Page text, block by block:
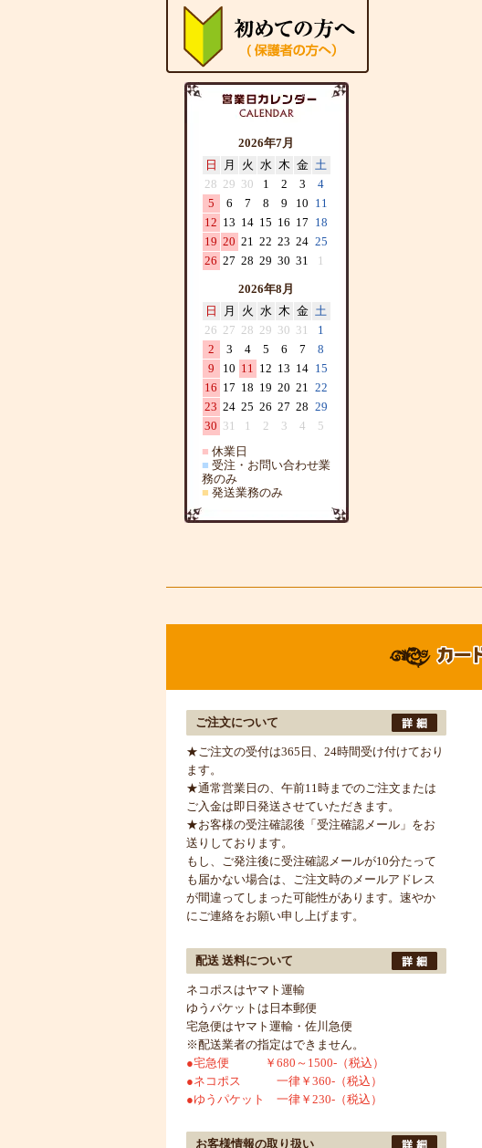
2026年7月
日
月 火 水 木 金 土
28 29 30 1 2 3
4
5
6 7 8 9 10 11
12 13 14 15 16 17 18
19 20 21 22 23 24 25
26 27 28 29 30 31 1
2026年8月
日
月 火 水 木 金 土
26 27 28 29 30 31
1
2
3 4 5 6 7
8
9
10 11 12 13 14 15
16 17 18 19 20 21 22
23 24 25 26 27 28 29
30 31 1 2 3 4
5
■ 休業日
■ 受注・お問い合わせ業
務のみ
■ 発送業務のみ
ご注文について
★ご注文の受付は365日、24時間受け付けており
ます。
★通常営業日の、午前11時までのご注文または
ご入金は即日発送させていただきます。
★お客様の受注確認後「受注確認メール」をお
送りしております。
もし、ご発注後に受注確認メールが10分たって
も届かない場合は、ご注文時のメールアドレス
が間違ってしまった可能性があります。速やか
にご連絡をお願い申し上げます。
配送 送料について
ネコポスはヤマト運輸
ゆうパケットは日本郵便
宅急便はヤマト運輸・佐川急便
※配送業者の指定はできません。
●宅急便 ￥680～1500-（税込）
●ネコポス 一律￥360-（税込）
●ゆうパケット 一律￥230-（税込）
お客様情報の取り扱い